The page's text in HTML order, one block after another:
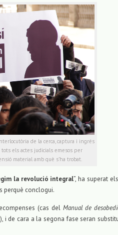
de la cerca, captura i ingrés
els actes judicials emesos per
material amb què s’ha trobat.
la revolució integral”, ha superat
perquè conclogui.
(cas del Manual de
i de cara a la segona fase seran